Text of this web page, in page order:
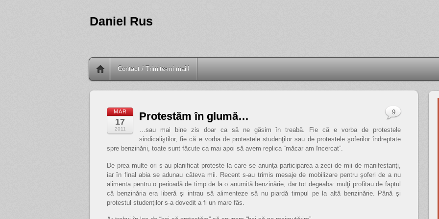
Daniel Rus
Contact / Trimite-mi mail!
MAR
17
2011
Protestăm în glumă…
…sau mai bine zis doar ca să ne găsim în treabă. Fie că e vorba de protestele
sindicaliştilor, fie că e vorba de protestele studenţilor sau de protestele şoferilor îndreptate
spre benzinării, toate sunt făcute ca mai apoi să avem replica “măcar am încercat”.
De prea multe ori s-au planificat proteste la care se anunţa participarea a zeci de mii de manifestanţi,
iar în final abia se adunau câteva mii. Recent s-au trimis mesaje de mobilizare pentru şoferi de a nu
alimenta pentru o perioadă de timp de la o anumită benzinărie, dar tot degeaba: mulţi profitau de faptul
că benzinăria era liberă şi intrau să alimenteze să nu piardă timpul pe la altă benzinărie. Până şi
protestul studenţilor s-a dovedit a fi un mare fâs.
9